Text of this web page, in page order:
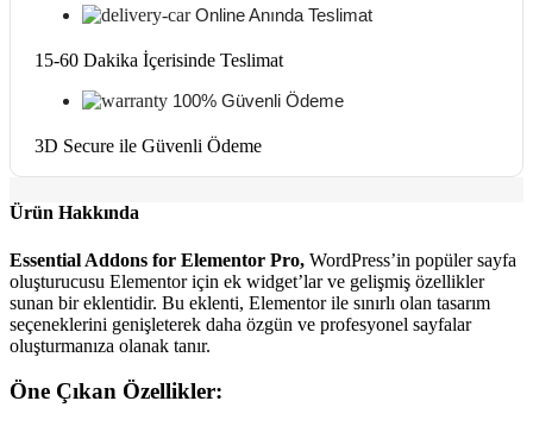
Online Anında Teslimat
15-60 Dakika İçerisinde Teslimat
100% Güvenli Ödeme
3D Secure ile Güvenli Ödeme
Ürün Hakkında
Essential Addons for Elementor Pro, WordPress’in popüler sayfa
oluşturucusu Elementor için ek widget’lar ve gelişmiş özellikler
sunan bir eklentidir. Bu eklenti, Elementor ile sınırlı olan tasarım
seçeneklerini genişleterek daha özgün ve profesyonel sayfalar
oluşturmanıza olanak tanır.
Öne Çıkan Özellikler: